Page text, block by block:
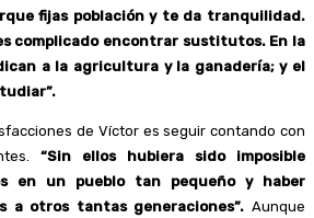
fijas población y te da tranquilidad.
complicado encontrar sustitutos. En la
a la agricultura y la ganadería; y el
de Víctor es seguir contando con
“Sin ellos hubiera sido imposible
en un pueblo tan pequeño y haber
a otros tantas generaciones”. Aunque